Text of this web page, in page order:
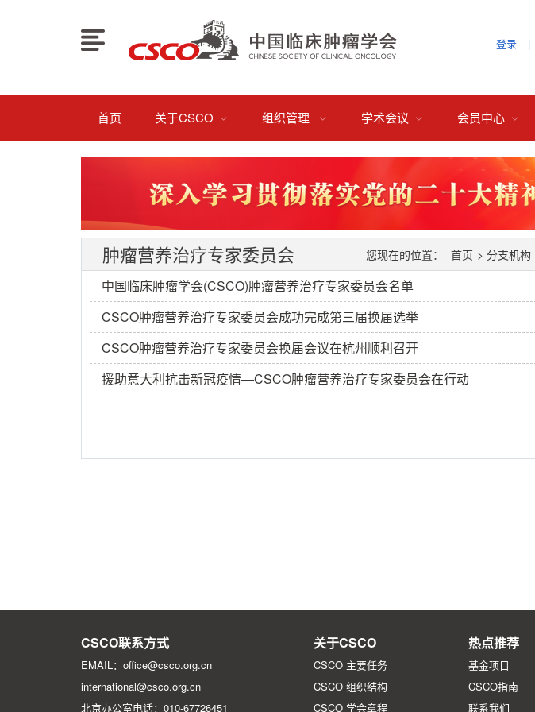
登录 |
首页 关于CSCO  组织管理  学术会议  会员中心 
肿瘤营养治疗专家委员会 您现在的位置： 首页 > 分支机构
中国临床肿瘤学会(CSCO)肿瘤营养治疗专家委员会名单
CSCO肿瘤营养治疗专家委员会成功完成第三届换届选举
CSCO肿瘤营养治疗专家委员会换届会议在杭州顺利召开
援助意大利抗击新冠疫情—CSCO肿瘤营养治疗专家委员会在行动
CSCO联系方式
EMAIL：office@csco.org.cn
international@csco.org.cn
北京办公室电话：010-67726451
关于CSCO
CSCO 主要任务
CSCO 组织结构
CSCO 学会章程
热点推荐
基金项目
CSCO指南
联系我们